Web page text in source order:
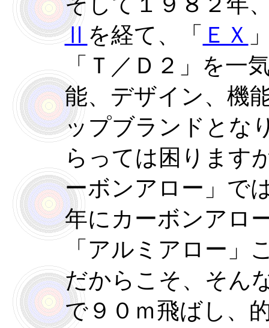
Ⅱ を経て、「 ＥＸ
「Ｔ／Ｄ２」を一
能、デザイン、機
ップブランドとな
らっては困ります
ーボンアロー」で
年にカーボンアロ
「アルミアロー」
だからこそ、そん
で９０ｍ飛ばし、